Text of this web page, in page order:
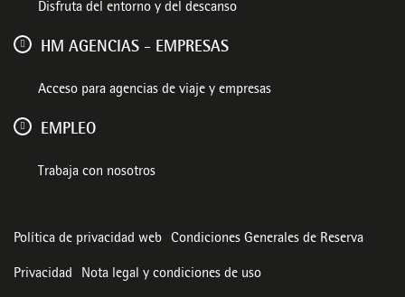
Disfruta del entorno y del descanso
HM AGENCIAS - EMPRESAS
Acceso para agencias de viaje y empresas
EMPLEO
Trabaja con nosotros
Política de privacidad web Condiciones Generales de Reserva
Privacidad Nota legal y condiciones de uso